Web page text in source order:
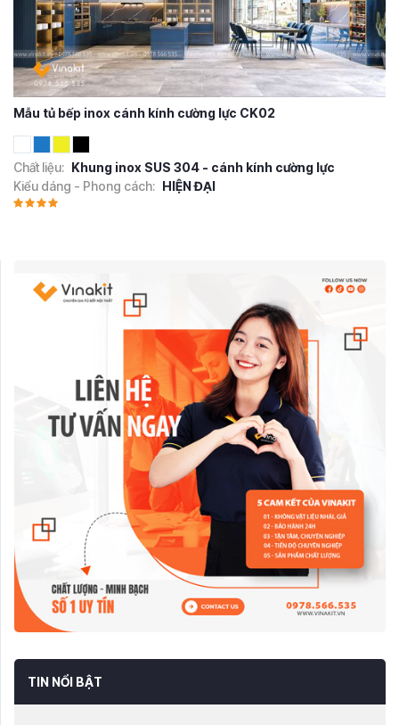
TIN NỔI BẬT
Mẫu tủ bếp inox cánh kính cường lực CK02
Chất liệu: Khung inox SUS 304 - cánh kính cường lực
Kiểu dáng - Phong cách: HIỆN ĐẠI